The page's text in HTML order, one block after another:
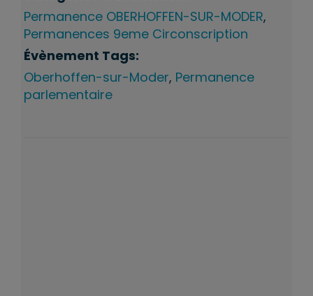
Permanence OBERHOFFEN-SUR-MODER,
Permanences 9eme Circonscription
Évènement Tags:
Oberhoffen-sur-Moder, Permanence
parlementaire